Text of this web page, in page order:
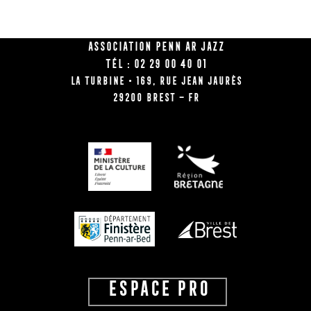
Association Penn Ar Jazz
Tél : 02 29 00 40 01
La Turbine • 169, rue Jean Jaurès
29200 BREST – FR
ESPACE PRO